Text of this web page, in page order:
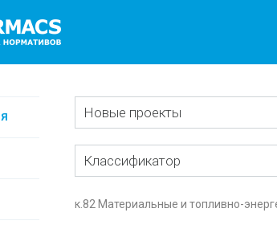
Новые проекты
Классификатор
к.82 Материальные и топливно-